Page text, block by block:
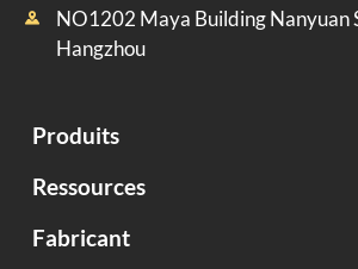

NO1202 Maya Building Nanyuan
Hangzhou
Produits
Ressources
Fabricant